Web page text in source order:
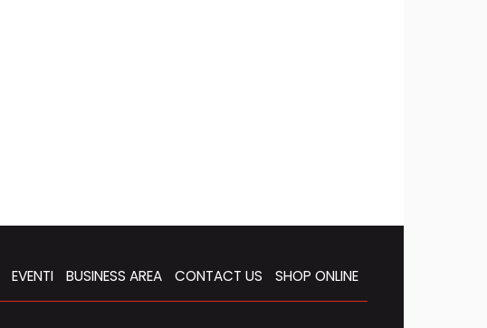
EVENTI BUSINESS AREA CONTACT US SHOP ONLINE